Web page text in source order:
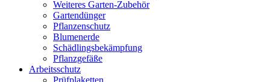
Weiteres Garten-Zubehör
Gartendünger
Pflanzenschutz
Blumenerde
Schädlingsbekämpfung
Pflanzgefäße
Arbeitsschutz
Prüfplaketten